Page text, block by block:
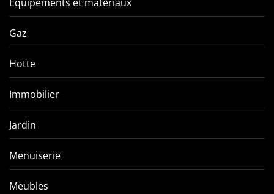
Gaz
Hotte
Immobilier
Jardin
Menuiserie
Meubles